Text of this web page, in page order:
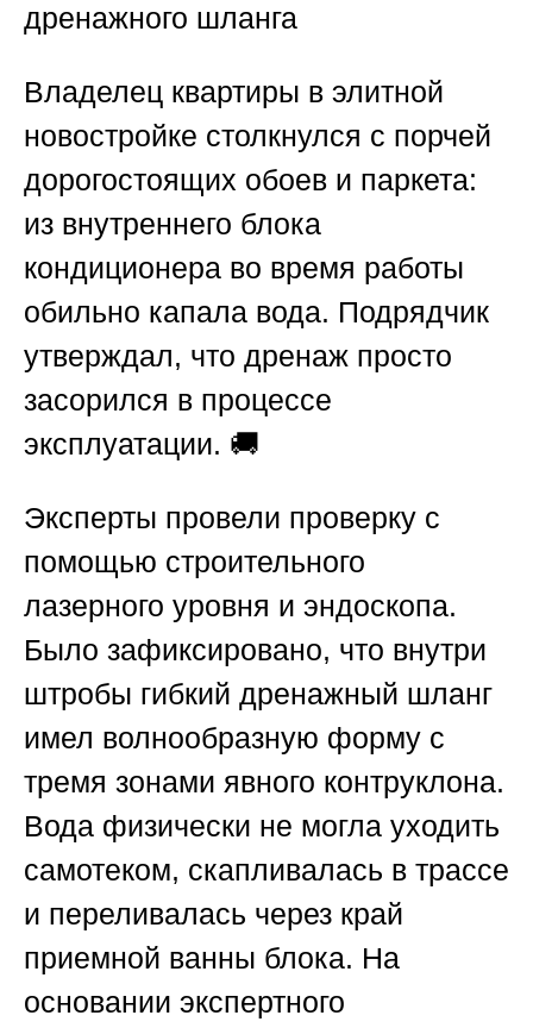
дренажного шланга
Владелец квартиры в элитной
новостройке столкнулся с порчей
дорогостоящих обоев и паркета:
из внутреннего блока
кондиционера во время работы
обильно капала вода. Подрядчик
утверждал, что дренаж просто
засорился в процессе
эксплуатации. 🚚
Эксперты провели проверку с
помощью строительного
лазерного уровня и эндоскопа.
Было зафиксировано, что внутри
штробы гибкий дренажный шланг
имел волнообразную форму с
тремя зонами явного контруклона.
Вода физически не могла уходить
самотеком, скапливалась в трассе
и переливалась через край
приемной ванны блока. На
основании экспертного